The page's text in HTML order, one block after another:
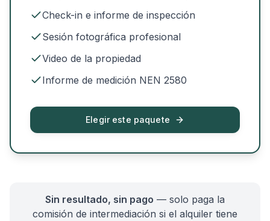
Check-in e informe de inspección
Sesión fotográfica profesional
Video de la propiedad
Informe de medición NEN 2580
Elegir este paquete
Sin resultado, sin pago — solo paga la
comisión de intermediación si el alquiler tiene